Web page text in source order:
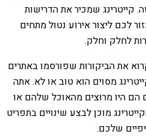
קייטרינג שמכיר את הדרישות
לכם ליצור אירוע נטול מתחים
לחלק וחלק.
את הביקורות שפורסמו באתרים
מסוים הוא טוב או לא. אתה
הם היו מרוצים מהאוכל שלהם או
מוכן לבצע שינויים בתפריט
שלכם.